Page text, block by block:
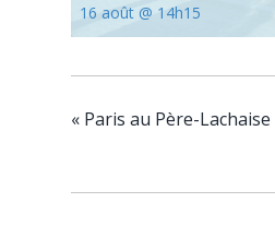
16 août @ 14h15
« Paris au Père-